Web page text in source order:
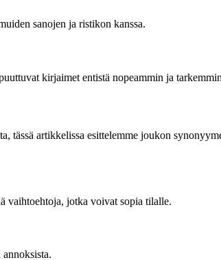
sanojen ja ristikon kanssa.
kirjaimet entistä nopeammin ja
artikkelissa esittelemme joukon
vaihtoehtoja, jotka voivat sopia tilalle.